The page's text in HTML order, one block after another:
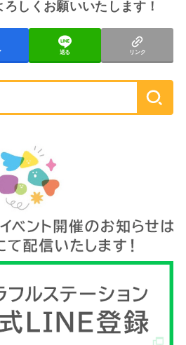
しくお願いいたします！
送る リンク
索: